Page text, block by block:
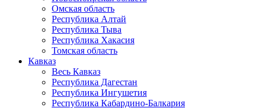
Омская область
Республика Алтай
Республика Тыва
Республика Хакасия
Томская область
Кавказ
Весь Кавказ
Республика Дагестан
Республика Ингушетия
Республика Кабардино-Балкария